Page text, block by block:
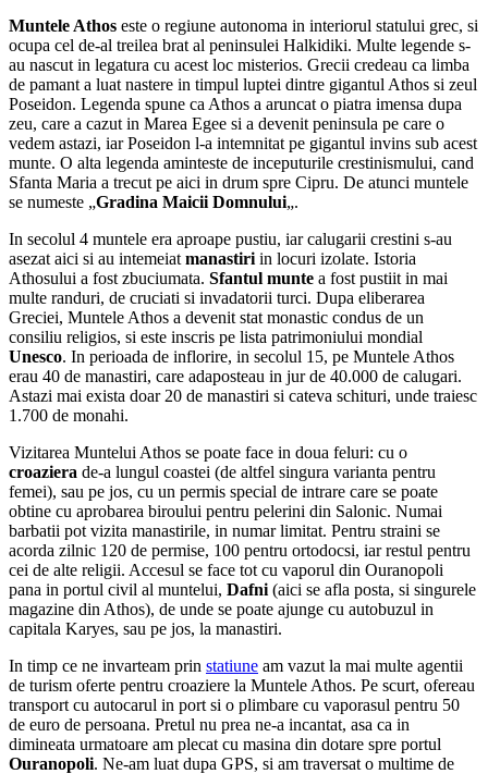
Muntele Athos este o regiune autonoma in interiorul statului grec, si
ocupa cel de-al treilea brat al peninsulei Halkidiki. Multe legende s-
au nascut in legatura cu acest loc misterios. Grecii credeau ca limba
de pamant a luat nastere in timpul luptei dintre gigantul Athos si zeul
Poseidon. Legenda spune ca Athos a aruncat o piatra imensa dupa
zeu, care a cazut in Marea Egee si a devenit peninsula pe care o
vedem astazi, iar Poseidon l-a intemnitat pe gigantul invins sub acest
munte. O alta legenda aminteste de inceputurile crestinismului, cand
Sfanta Maria a trecut pe aici in drum spre Cipru. De atunci muntele
se numeste „Gradina Maicii Domnului„.
In secolul 4 muntele era aproape pustiu, iar calugarii crestini s-au
asezat aici si au intemeiat manastiri in locuri izolate. Istoria
Athosului a fost zbuciumata. Sfantul munte a fost pustiit in mai
multe randuri, de cruciati si invadatorii turci. Dupa eliberarea
Greciei, Muntele Athos a devenit stat monastic condus de un
consiliu religios, si este inscris pe lista patrimoniului mondial
Unesco. In perioada de inflorire, in secolul 15, pe Muntele Athos
erau 40 de manastiri, care adaposteau in jur de 40.000 de calugari.
Astazi mai exista doar 20 de manastiri si cateva schituri, unde traiesc
1.700 de monahi.
Vizitarea Muntelui Athos se poate face in doua feluri: cu o
croaziera de-a lungul coastei (de altfel singura varianta pentru
femei), sau pe jos, cu un permis special de intrare care se poate
obtine cu aprobarea biroului pentru pelerini din Salonic. Numai
barbatii pot vizita manastirile, in numar limitat. Pentru straini se
acorda zilnic 120 de permise, 100 pentru ortodocsi, iar restul pentru
cei de alte religii. Accesul se face tot cu vaporul din Ouranopoli
pana in portul civil al muntelui, Dafni (aici se afla posta, si singurele
magazine din Athos), de unde se poate ajunge cu autobuzul in
capitala Karyes, sau pe jos, la manastiri.
In timp ce ne invarteam prin statiune am vazut la mai multe agentii
de turism oferte pentru croaziere la Muntele Athos. Pe scurt, ofereau
transport cu autocarul in port si o plimbare cu vaporasul pentru 50
de euro de persoana. Pretul nu prea ne-a incantat, asa ca in
dimineata urmatoare am plecat cu masina din dotare spre portul
Ouranopoli. Ne-am luat dupa GPS, si am traversat o multime de